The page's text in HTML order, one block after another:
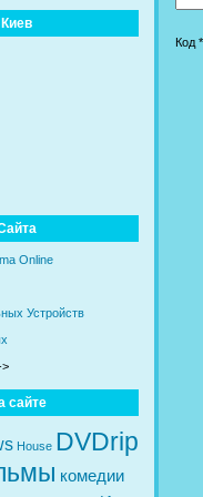
Online
Устройств
сайте
House DVDrip
комедии
Код